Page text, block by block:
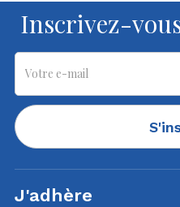
Inscrivez-
J'adhère